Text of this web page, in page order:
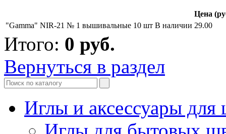
Цена
"Gamma" NIR-21 № 1 вышивальные 10 шт В наличии 29.00
Итого: 0 руб.
Вернуться в раздел
Иглы и аксессуары